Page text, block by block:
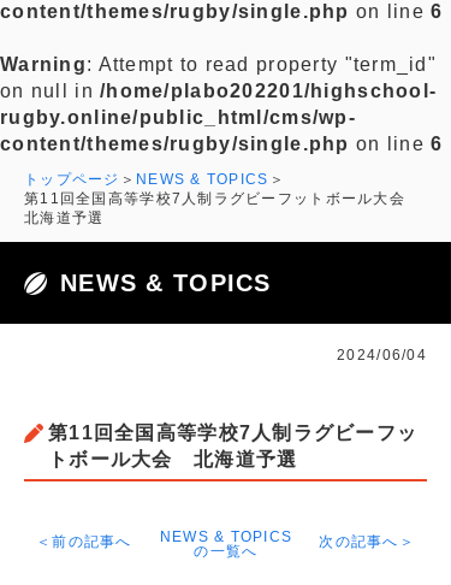
content/themes/rugby/single.php on line6
Warning: Attempt to read property "term_id"
on null in/home/plabo202201/highschool-
rugby.online/public_html/cms/wp-
content/themes/rugby/single.php on line6
トップページ
NEWS & TOPICS
第11回全国高等学校7人制ラグビーフットボール大会
北海道予選
NEWS & TOPICS
2024/06/04
第11回全国高等学校7人制ラグビーフッ
トボール大会 北海道予選
＜前の記事へ
NEWS & TOPICS
の一覧へ
次の記事へ＞